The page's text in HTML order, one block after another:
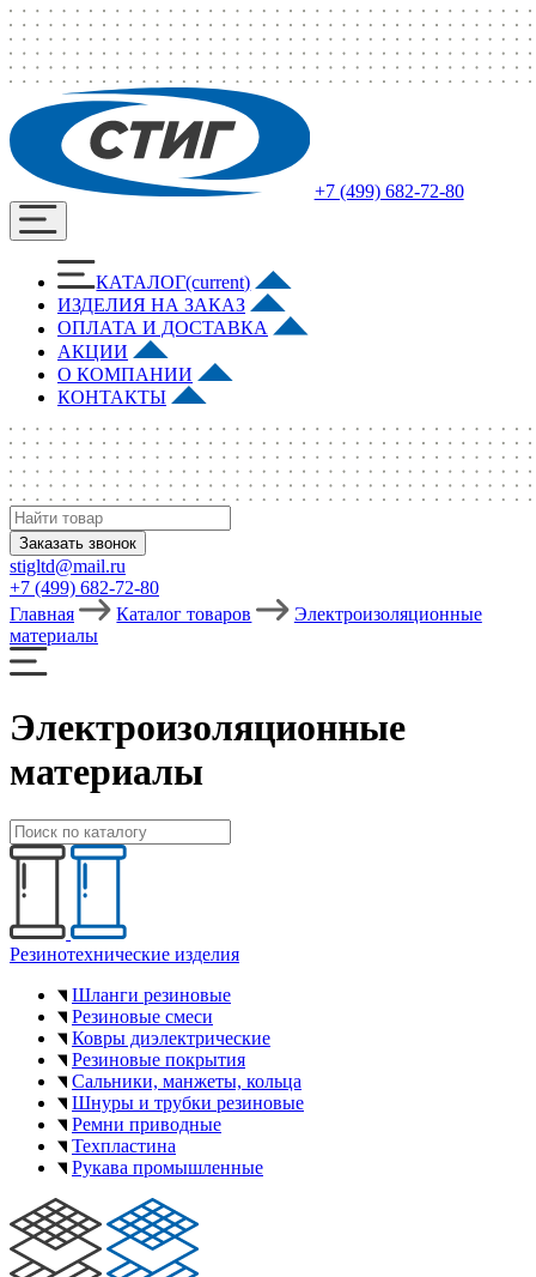
+7 (499) 682-72-80
КАТАЛОГ(current)
ИЗДЕЛИЯ НА ЗАКАЗ
ОПЛАТА И ДОСТАВКА
АКЦИИ
О КОМПАНИИ
КОНТАКТЫ
Заказать звонок
stigltd@mail.ru
+7 (499) 682-72-80
Главная
Каталог товаров
Электроизоляционные
материалы
Электроизоляционные
материалы
Резинотехнические изделия
Шланги резиновые
Резиновые смеси
Ковры диэлектрические
Резиновые покрытия
Сальники, манжеты, кольца
Шнуры и трубки резиновые
Ремни приводные
Техпластина
Рукава промышленные